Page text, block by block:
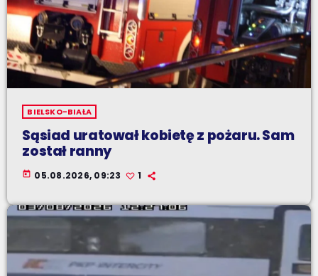
BIELSKO-BIAŁA
Sąsiad uratował kobietę z pożaru. Sam
został ranny
today 05.08.2026, 09:23 1